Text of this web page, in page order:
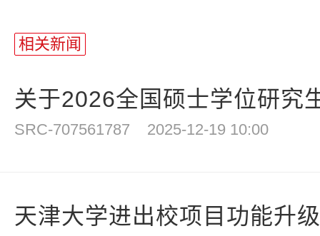
相关新闻
关于2026全国硕士学位研究
SRC-707561787 2025-12-19 10:00
天津大学进出校项目功能升